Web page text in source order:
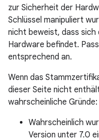
zur Sicherheit der
Schlüssel manipuliert
nicht beweist, dass sich
Hardware befindet.
entsprechend an.
Wenn das
dieser Seite nicht
wahrscheinliche Gründe:
Wahrscheinlich
Version unter 7.0